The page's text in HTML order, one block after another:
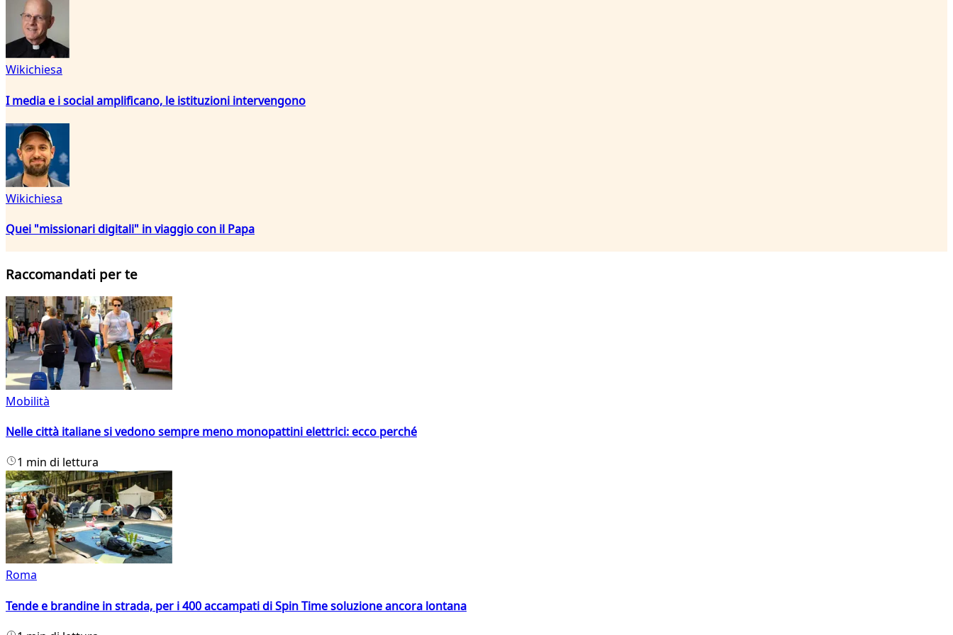
Wikichiesa
I media e i social amplificano, le istituzioni intervengono
Wikichiesa
Quei "missionari digitali" in viaggio con il Papa
Raccomandati per te
Mobilità
Nelle città italiane si vedono sempre meno monopattini elettrici: ecco perché
1 min di lettura
Roma
Tende e brandine in strada, per i 400 accampati di Spin Time soluzione ancora lontana